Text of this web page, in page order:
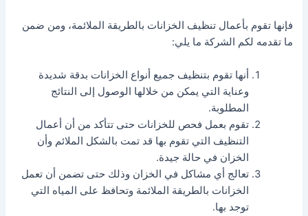
فإنها تقوم بأعمال تنظيف الخزانات بالطريقة الملائمة، ومن ضمن
ما تقدمه لكم الشركة ما يلي:
أنها تقوم بتنظيف جميع أنواع الخزانات بدقة شديدة
وعناية التي يمكن من خلالها الوصول إلى النتائج
المطلوبة.
تقوم بعمل فحص للخزانات حتى تتأكد من أن أعمال
التنظيف التي تقوم بها قد تمت بالشكل الملائم وأن
الخزان في حالة جيدة.
تعالج أي مشاكل في الخزان وذلك حتى تضمن أن تعمل
الخزانات بالطريقة الملائمة وتحافظ على المياه التي
توجد بها.